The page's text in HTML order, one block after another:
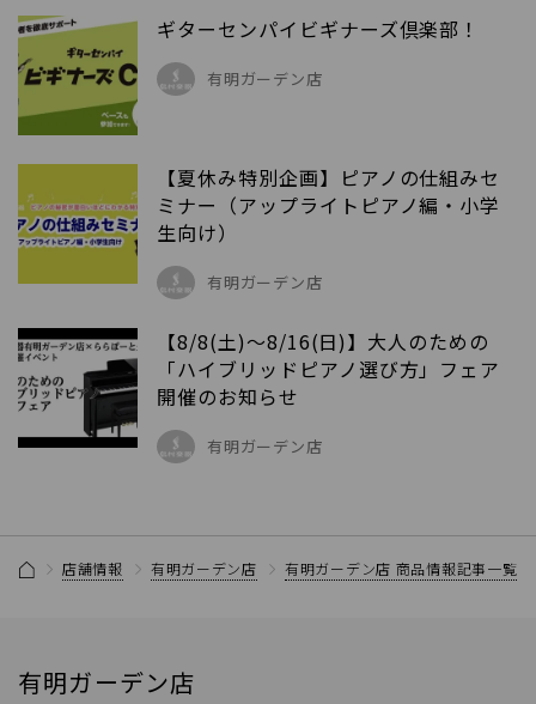
ギターセンパイビギナーズ倶楽部！
有明ガーデン店
【夏休み特別企画】ピアノの仕組みセ
ミナー（アップライトピアノ編・小学
生向け）
有明ガーデン店
【8/8(土)～8/16(日)】大人のための
「ハイブリッドピアノ選び方」フェア
開催のお知らせ
有明ガーデン店
店舗情報 有明ガーデン店 有明ガーデン店 商品情報記事一覧
有明ガーデン店